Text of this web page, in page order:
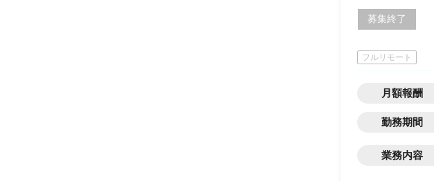
募集終了
フルリモート
月額報酬
勤務期間
業務内容